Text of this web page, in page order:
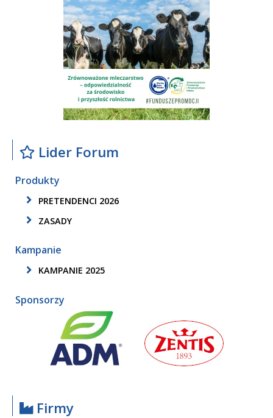
Lider Forum
Produkty
PRETENDENCI 2026
ZASADY
Kampanie
KAMPANIE 2025
Sponsorzy
Firmy